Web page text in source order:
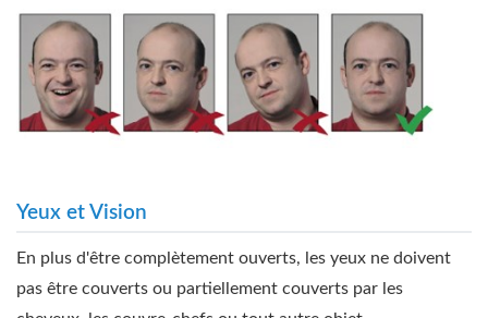
Yeux et Vision
En plus d'être complètement ouverts, les yeux ne doivent
pas être couverts ou partiellement couverts par les